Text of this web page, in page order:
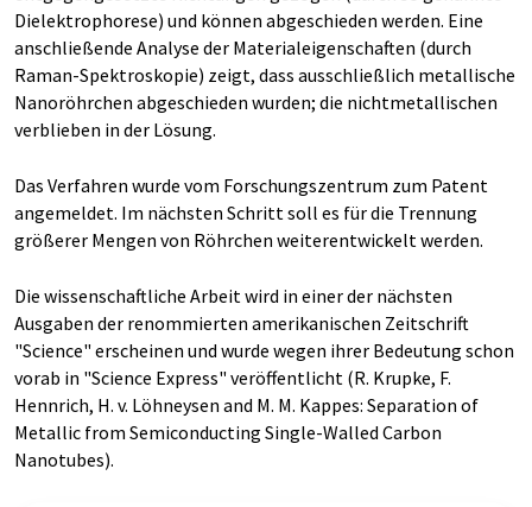
Dielektrophorese) und können abgeschieden werden. Eine
anschließende Analyse der Materialeigenschaften (durch
Raman-Spektroskopie) zeigt, dass ausschließlich metallische
Nanoröhrchen abgeschieden wurden; die nichtmetallischen
verblieben in der Lösung.
Das Verfahren wurde vom Forschungszentrum zum Patent
angemeldet. Im nächsten Schritt soll es für die Trennung
größerer Mengen von Röhrchen weiterentwickelt werden.
Die wissenschaftliche Arbeit wird in einer der nächsten
Ausgaben der renommierten amerikanischen Zeitschrift
"Science" erscheinen und wurde wegen ihrer Bedeutung schon
vorab in "Science Express" veröffentlicht (R. Krupke, F.
Hennrich, H. v. Löhneysen and M. M. Kappes: Separation of
Metallic from Semiconducting Single-Walled Carbon
Nanotubes).